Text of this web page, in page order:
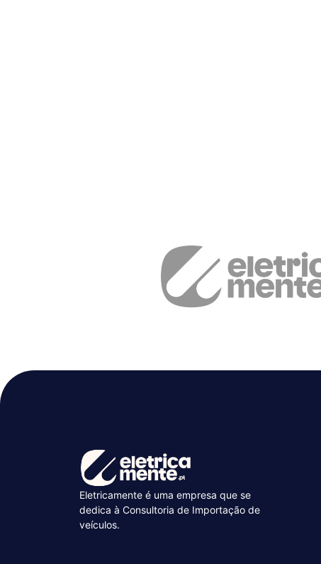
Eletricamente é uma empresa que se
dedica à Consultoria de Importação de
veículos.